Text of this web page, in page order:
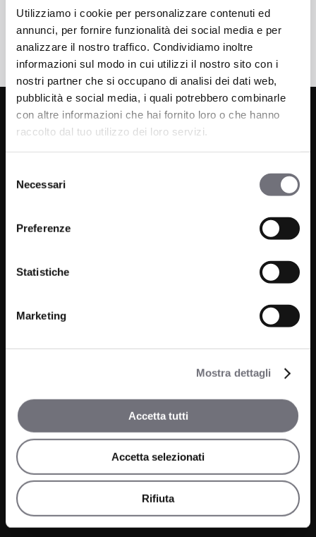
Utilizziamo i cookie per personalizzare contenuti ed
annunci, per fornire funzionalità dei social media e per
analizzare il nostro traffico. Condividiamo inoltre
informazioni sul modo in cui utilizzi il nostro sito con i
nostri partner che si occupano di analisi dei dati web,
pubblicità e social media, i quali potrebbero combinarle
con altre informazioni che hai fornito loro o che hanno
raccolto dal tuo utilizzo dei loro servizi.
delNecessari
Preferenze
Statistiche
Marketing
Mostra dettagli
Accetta tutti
Accetta selezionati
Rifiuta
P.IVA 00265030031
Phone:0322 93516
Wellness
Company
Projects
News
Contacts
Media and Downloads
Our Agents